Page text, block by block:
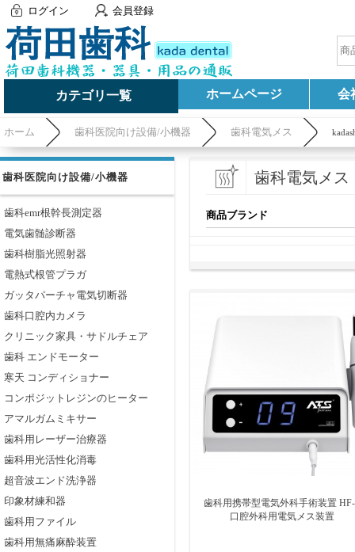
ログイン 会員登録
カテゴリ一覧 ホームページ 会
ホーム 歯科医院向け設備/小機器 歯科電気メス
歯科医院向け設備/小機器
歯科emr根幹長測定器
電気歯髄診断器
歯科樹脂光照射器
電熱式根管プラガ
ガッタパーチャ電気切断器
歯科口腔内カメラ
クリニック家具・サドルチェア
歯科 エンドモーター
寒天 コンディショナー
コンポジットレジンのヒーター
アマルガムミキサー
歯科用レーザー治療器
歯科用光活性化消毒
超音波エンド洗浄器
印象材練和器
歯科用ファイル
歯科用無痛麻酔装置
歯科電気メス
商品ブランド
歯科用携帯型電気外科手術装置
口腔外科用電気メス装置